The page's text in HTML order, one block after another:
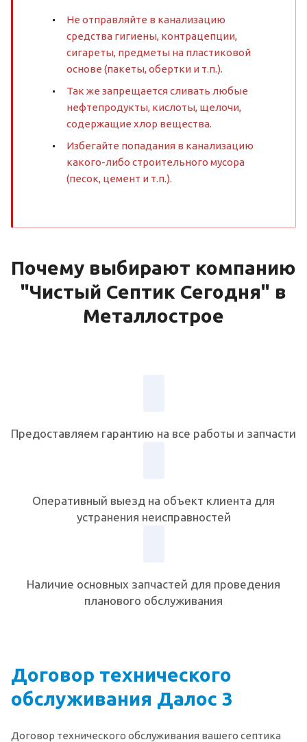
Не отправляйте в канализацию
средства гигиены, контрацепции,
сигареты, предметы на пластиковой
основе (пакеты, обертки и т.п.).
Так же запрещается сливать любые
нефтепродукты, кислоты, щелочи,
содержащие хлор вещества.
Избегайте попадания в канализацию
какого-либо строительного мусора
(песок, цемент и т.п.).
Почему выбирают компанию
"Чистый Септик Сегодня" в
Металлострое
Предоставляем гарантию на все работы и запчасти
Оперативный выезд на объект клиента для
устранения неисправностей
Наличие основных запчастей для проведения
планового обслуживания
Договор технического
обслуживания Далос 3
Договор технического обслуживания вашего септика